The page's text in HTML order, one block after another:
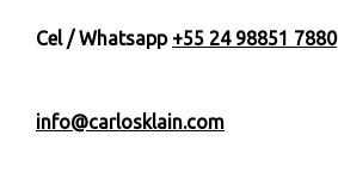
Cel / Whatsapp +55 24 98851 7880
info@carlosklain.com